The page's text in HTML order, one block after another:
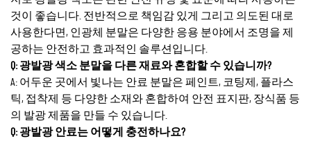
것이 좋습니다. 전반적으로 책임감 있게 그리고 의도된 대로
사용한다면, 인광체 분말은 다양한 응용 분야에서 조명을 제
공하는 안전하고 효과적인 솔루션입니다.
Q: 광발광 색소 분말을 다른 재료와 혼합할 수 있습니까?
A: 어두운 곳에서 빛나는 안료 분말은 페인트, 코팅제, 플라스
틱, 접착제 등 다양한 소재와 혼합하여 안전 표지판, 장식품 등
의 발광 제품을 만들 수 있습니다.
Q: 광발광 안료는 어떻게 충전하나요?